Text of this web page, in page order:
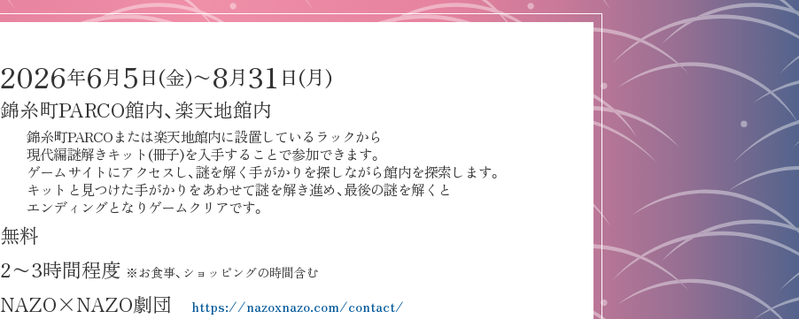
2026年6月5 日(金)〜8月31 日(月)
錦糸町PARCO館内、楽天地館内
1 錦糸町PARCOまたは楽天地館内に設置しているラックから
現代編謎解きキット(冊子)を入手することで参加できます。
ゲームサイトにアクセスし、謎を解く手がかりを探しながら館内を探索します。
キットと見つけた手がかりをあわせて謎を解き進め、最後の謎を解くと
エンディングとなりゲームクリアです。
無料
2〜3時間程度 ※お食事、ショッピングの時間含む
NAZO×NAZO劇団 https://nazoxnazo.com/contact/